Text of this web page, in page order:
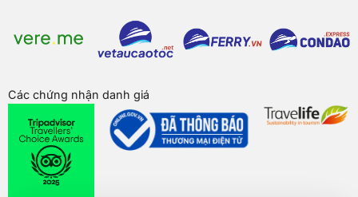
Các chứng nhận danh giá